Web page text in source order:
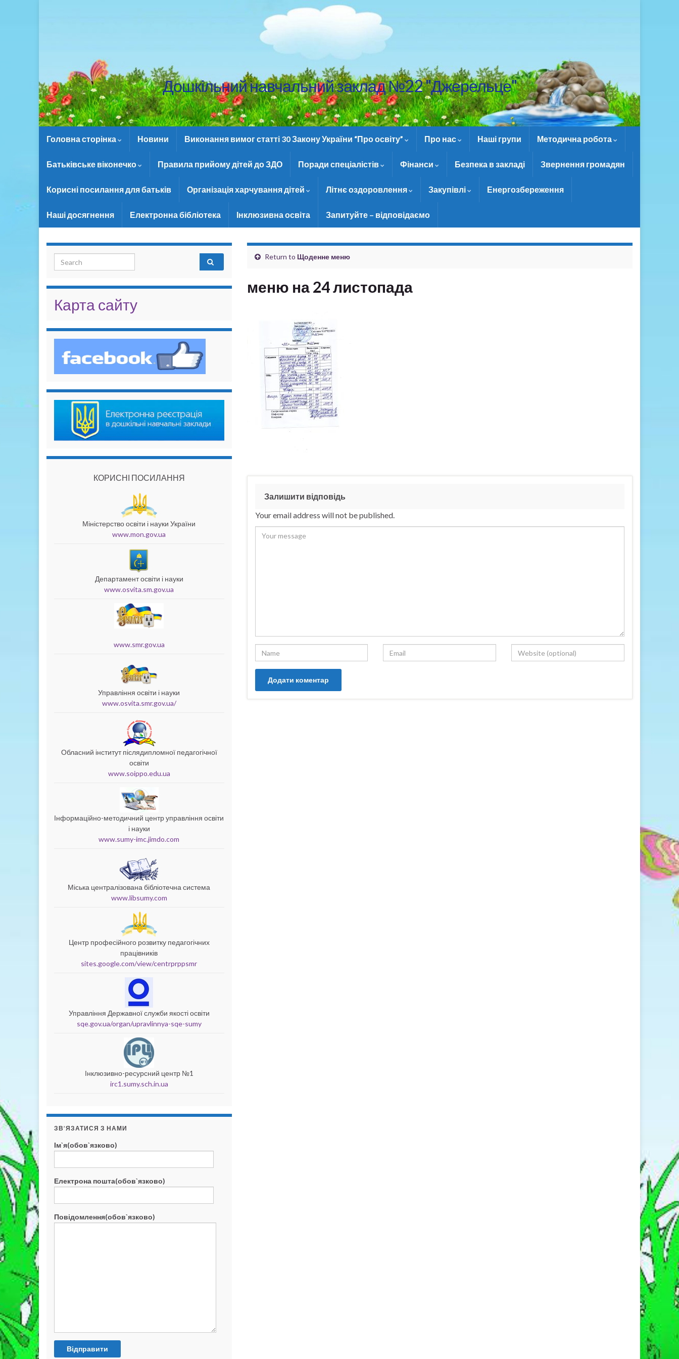
Дошкільний навчальний заклад №22 "Джерельце"
Головна сторінка Новини Виконання вимог статті 30 Закону України “Про освіту” Про нас Наші групи Методична робота
Батьківське віконечко Правила прийому дітей до ЗДО Поради спеціалістів Фінанси Безпека в закладі Звернення громадян
Корисні посилання для батьків Організація харчування дітей Літнє оздоровлення Закупівлі Енергозбереження
Наші досягнення Електронна бібліотека Інклюзивна освіта Запитуйте – відповідаємо
Return to Щоденне меню
меню на 24 листопада
Залишити відповідь
Your email address will not be published.
Search for:
Карта сайту
КОРИСНІ ПОСИЛАННЯ
Міністерство освіти і науки України
www.mon.gov.ua
Департамент освіти і науки
www.osvita.sm.gov.ua
www.smr.gov.ua
Управління освіти і науки
www.osvita.smr.gov.ua/
Обласний інститут післядипломної педагогічної
освіти
www.soippo.edu.ua
Інформаційно-методичний центр управління освіти
і науки
www.sumy-imc.jimdo.com
Міська централізована бібліотечна система
www.libsumy.com
Центр професійного розвитку педагогічних
працівників
sites.google.com/view/centrprppsmr
Управління Державної служби якості освіти
sqe.gov.ua/organ/upravlinnya-sqe-sumy
Інклюзивно-ресурсний центр №1
irc1.sumy.sch.in.ua
ЗВ’ЯЗАТИСЯ З НАМИ
Ім`я(обов`язково)
Електрона пошта(обов`язково)
Повідомлення(обов`язково)